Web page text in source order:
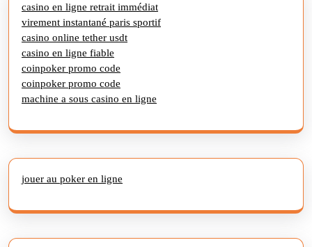
casino en ligne retrait immédiat
virement instantané paris sportif
casino online tether usdt
casino en ligne fiable
coinpoker promo code
coinpoker promo code
machine a sous casino en ligne
jouer au poker en ligne